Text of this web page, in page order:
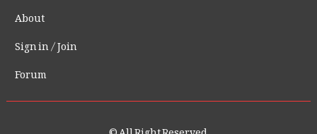
About
Sign in / Join
Forum